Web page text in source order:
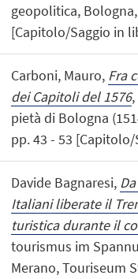
geopolitica,
[Capitolo/Saggio in
Carboni, Mauro, Fra
dei Capitoli del 1576
pietà di Bologna
pp. 43 - 53
Davide Bagnaresi,
Italiani liberate il
turistica durante il
tourismus im
Merano, Touriseum